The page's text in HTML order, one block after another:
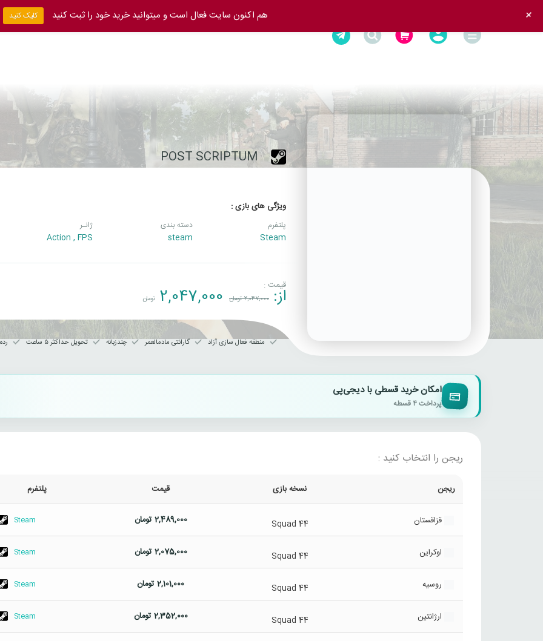
POST SCRIPTUM
ویژگی های بازی :
پلتفرم
Steam
دسته بندی
steam
ژانـر
Action , FPS
قیمت :
از: 2,047,000تومان 2,047,000 تومان
منطقه فعال سازی آزاد گارانتی مادمالعمر چندزبانه تحویل حداکثر ۵ ساعت
امکان خرید قسطی با دیجی‌پی
پرداخت ۴ قسطه
ریجن را انتخاب کنید :
ریجن نسخه بازی قیمت پلتفرم
قزاقستان Squad 44
2,489,000 تومان Steam
اوکراین Squad 44
2,075,000 تومان Steam
روسیه Squad 44
2,101,000تومان Steam
ارژانتین Squad 44
2,352,000 تومان Steam
هم اکنون سایت فعال است و میتوانید خرید خود را ثبت کنید کلیک کنید +